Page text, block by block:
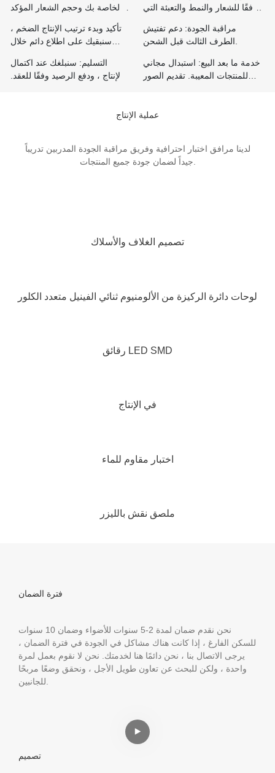
الخاصة بك وحجم الشعار المؤكد
وفقًا للشعار والنمط والتعبئة التي
إلى عمل عينة ، فأنت بحاجة إلى
دفع رسوم إضافية.
تأكيد وبدء ترتيب الإنتاج الضخم ،
سنبقيك على اطلاع دائم خلال
مراقبة الجودة: دعم تفتيش
الطرف الثالث قبل الشحن.
التسليم: سنبلغك عند اكتمال
الإنتاج ، ودفع الرصيد وفقًا للعقد.
خدمة ما بعد البيع: استبدال مجاني
للمنتجات المعيبة. تقديم الصور
عملية الإنتاج
لدينا مرافق اختبار احترافية وفريق مراقبة الجودة المدربين تدريباً
جيداً لضمان جودة جميع المنتجات.
تصميم الغلاف والأسلاك
لوحات دائرة الركيزة من الألومنيوم ثنائي الفينيل متعدد الكلور
رقائق LED SMD
في الإنتاج
اختبار مقاوم للماء
ملصق نقش بالليزر
فترة الضمان
نحن نقدم ضمان لمدة 2-5 سنوات للأضواء وضمان 10 سنوات
للسكن الفارغ ، إذا كانت هناك مشاكل في الجودة في فترة الضمان ،
يرجى الاتصال بنا ، نحن دائمًا هنا لخدمتك. نحن لا نقوم بعمل لمرة
واحدة ، ولكن للبحث عن تعاون طويل الأجل ، ونحقق وضعًا مربحًا
للجانبين.
تصميم